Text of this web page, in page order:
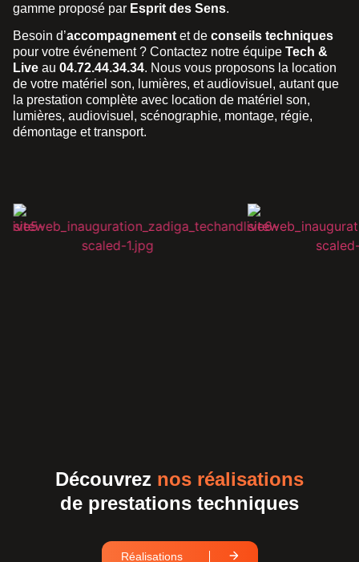
gamme proposé par Esprit des Sens.
Besoin d’accompagnement et de conseils techniques
pour votre événement ? Contactez notre équipe Tech &
Live au 04.72.44.34.34. Nous vous proposons la location
de votre matériel son, lumières, et audiovisuel, autant que
la prestation complète avec location de matériel son,
lumières, audiovisuel, scénographie, montage, régie,
démontage et transport.
Découvrez nos réalisations
de prestations techniques
Réalisations